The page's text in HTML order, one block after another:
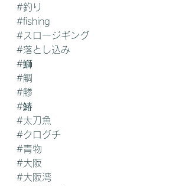
#釣り
#fishing
#スロージギング
#落とし込み
#鰤
#鯛
#鯵
#鰆
#太刀魚
#クログチ
#青物
#大阪
#大阪湾